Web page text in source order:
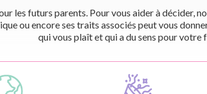
les futurs parents. Pour vous aider à décider,
ou encore ses traits associés peut vous
qui vous plaît et qui a du sens pour votre